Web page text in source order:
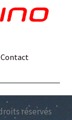
Contact
réservés